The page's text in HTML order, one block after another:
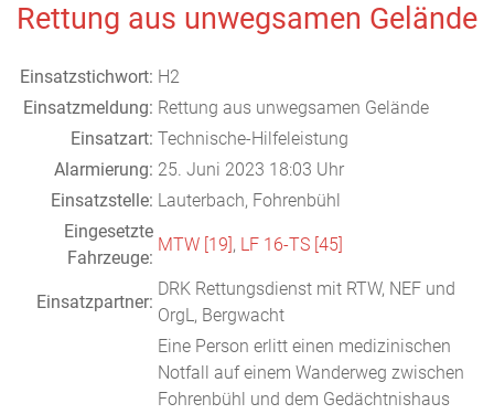
Rettung aus unwegsamen Gelände
Einsatzstichwort: H2
Einsatzmeldung: Rettung aus unwegsamen Gelände
Einsatzart: Technische-Hilfeleistung
Alarmierung: 25. Juni 2023 18:03 Uhr
Einsatzstelle: Lauterbach, Fohrenbühl
Eingesetzte
Fahrzeuge:
MTW [19], LF 16-TS [45]
Einsatzpartner:
DRK Rettungsdienst mit RTW, NEF und
OrgL, Bergwacht
Eine Person erlitt einen medizinischen
Notfall auf einem Wanderweg zwischen
Fohrenbühl und dem Gedächtnishaus